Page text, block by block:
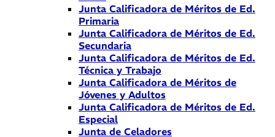
Junta Calificadora de Méritos de Ed.
Primaria
Junta Calificadora de Méritos de Ed.
Secundaria
Junta Calificadora de Méritos de Ed.
Técnica y Trabajo
Junta Calificadora de Méritos de
Jóvenes y Adultos
Junta Calificadora de Méritos de Ed.
Especial
Junta de Celadores